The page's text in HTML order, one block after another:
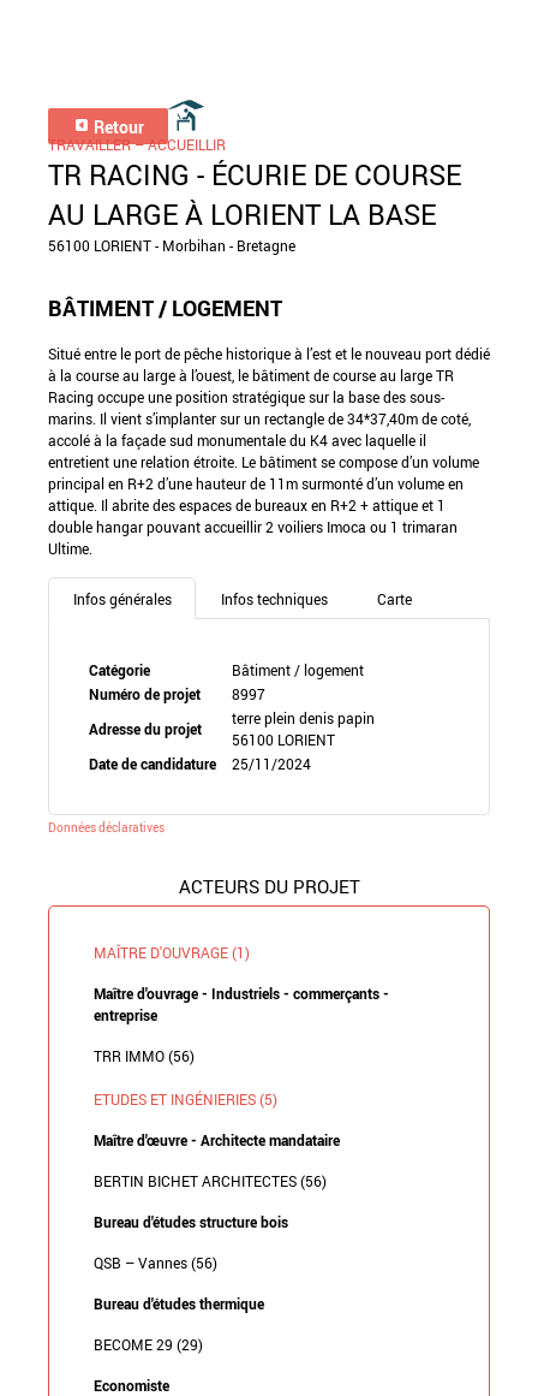
Retour
TRAVAILLER – ACCUEILLIR
TR RACING - ÉCURIE DE COURSE
AU LARGE À LORIENT LA BASE
56100 LORIENT - Morbihan - Bretagne
BÂTIMENT / LOGEMENT
Situé entre le port de pêche historique à l’est et le nouveau port dédié
à la course au large à l’ouest, le bâtiment de course au large TR
Racing occupe une position stratégique sur la base des sous-
marins. Il vient s’implanter sur un rectangle de 34*37,40m de coté,
accolé à la façade sud monumentale du K4 avec laquelle il
entretient une relation étroite. Le bâtiment se compose d’un volume
principal en R+2 d’une hauteur de 11m surmonté d’un volume en
attique. Il abrite des espaces de bureaux en R+2 + attique et 1
double hangar pouvant accueillir 2 voiliers Imoca ou 1 trimaran
Ultime.
Infos générales Infos techniques Carte
Catégorie
Bâtiment / logement
Numéro de projet
8997
Adresse du projet
terre plein denis papin
56100 LORIENT
Date de candidature
25/11/2024
Données déclaratives
ACTEURS DU PROJET
MAÎTRE D'OUVRAGE (1)
Maître d'ouvrage - Industriels - commerçants -
entreprise
TRR IMMO (56)
ETUDES ET INGÉNIERIES (5)
Maître d'œuvre - Architecte mandataire
BERTIN BICHET ARCHITECTES (56)
Bureau d'études structure bois
QSB – Vannes (56)
Bureau d'études thermique
BECOME 29 (29)
Economiste